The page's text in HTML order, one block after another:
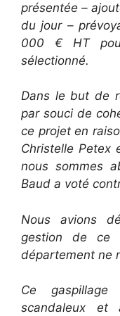
présentée –
du jour –
000 € HT
sélectionné.
Dans le but de
par souci de
ce projet en
Christelle Petex
nous sommes
Baud a voté
Nous avions
gestion de ce
département ne
Ce
scandaleux